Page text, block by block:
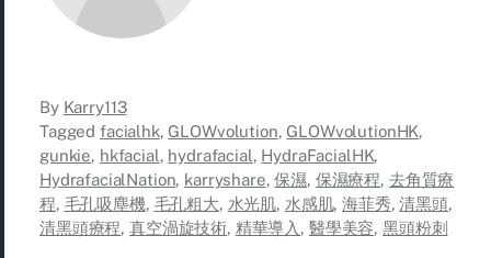
By Karry113
Tagged facialhk,GLOWvolution,GLOWvolutionHK,
gunkie, hkfacial, hydrafacial, HydraFacialHK,
HydrafacialNation, karryshare,保濕, 保濕療程, 去角質療
程, 毛孔吸塵機, 毛孔粗大, 水光肌, 水感肌,海菲秀,清黑頭,
清黑頭療程, 真空渦旋技術, 精華導入 , 醫學美容, 黑頭粉刺